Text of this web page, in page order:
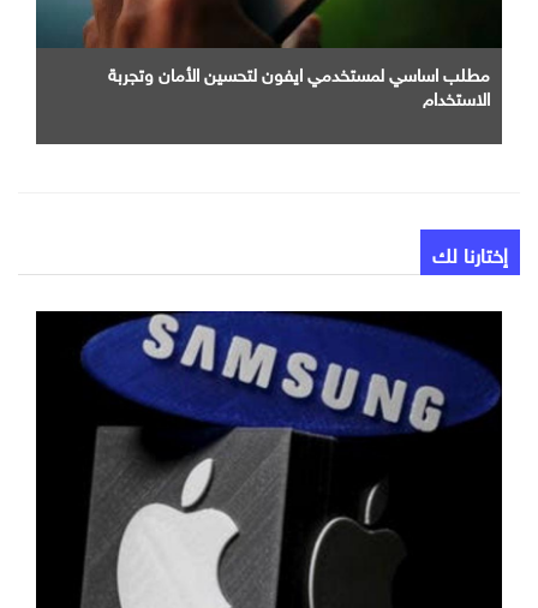
مطلب اساسي لمستخدمي ايفون لتحسين الأمان وتجربة
الاستخدام
إختارنا لك